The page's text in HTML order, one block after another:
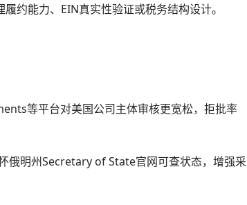
约能力、EIN真实性验证或税务结构设计。
等平台对美国公司主体审核更宽松，拒批率
俄明州Secretary of State官网可查状态，增强采